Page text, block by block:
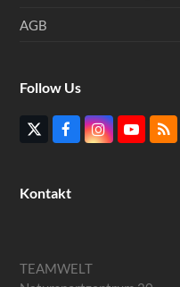
AGB
Follow Us
TwitterFacebookInstagram
YouTube
RSS
Kontakt
TEAMWELT